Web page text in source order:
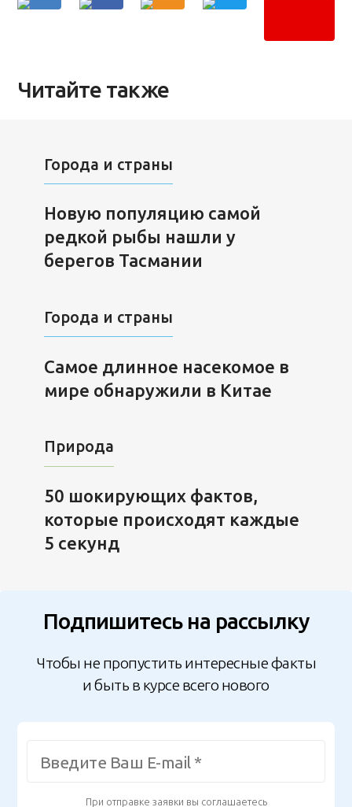
Читайте также
Города и страны
Новую популяцию самой
редкой рыбы нашли у
берегов Тасмании
Города и страны
Самое длинное насекомое в
мире обнаружили в Китае
Природа
50 шокирующих фактов,
которые происходят каждые
5 секунд
Подпишитесь на рассылку
Чтобы не пропустить интересные факты
и быть в курсе всего нового
При отправке заявки вы соглашаетесь